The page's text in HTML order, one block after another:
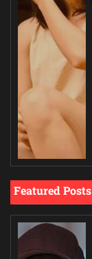
Featured Posts